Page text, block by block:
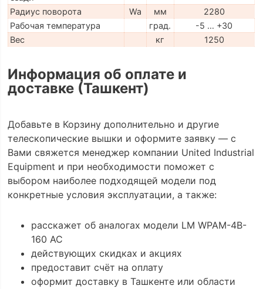
Радиус поворота
Wa мм
2280
Рабочая температура
град.
-5 … +30
Вес
кг 1250
Информация об оплате и
доставке (Ташкент)
Добавьте в Корзину дополнительно и другие
телескопические вышки и оформите заявку — с
Вами свяжется менеджер компании United Industrial
Equipment и при необходимости поможет с
выбором наиболее подходящей модели под
конкретные условия эксплуатации, а также:
расскажет об аналогах модели LM WPAM-4B-
160 AC
действующих скидках и акциях
предоставит счёт на оплату
оформит доставку в Ташкенте или области